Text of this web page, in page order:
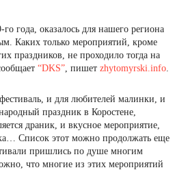
года, оказалось для нашего региона
Каких только мероприятий, кроме
праздников, не проходило тогда на
“DKS”, пишет zhytomyrski.info.
и для любителей малинки, и
праздник в Коростене,
драник, и вкусное мероприятие,
Список этот можно продолжать еще
пришлись по душе многим
что многие из этих мероприятий